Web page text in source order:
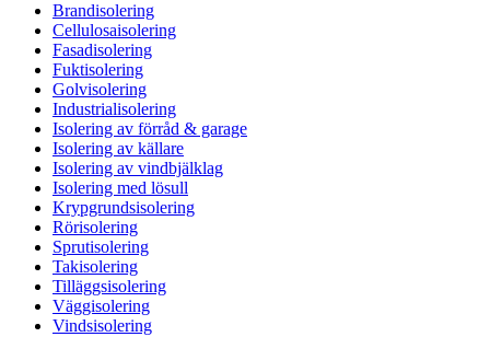
Brandisolering
Cellulosaisolering
Fasadisolering
Fuktisolering
Golvisolering
Industrialisolering
Isolering av förråd & garage
Isolering av källare
Isolering av vindbjälklag
Isolering med lösull
Krypgrundsisolering
Rörisolering
Sprutisolering
Takisolering
Tilläggsisolering
Väggisolering
Vindsisolering